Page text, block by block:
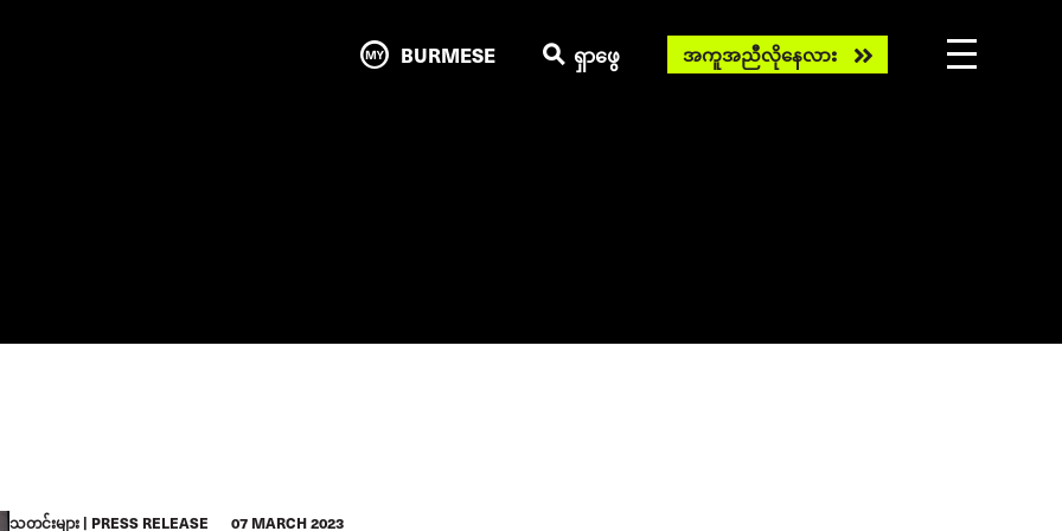
BURMESE ရှာဖွေ Need
help
အကူအညီလိုနေလား
သတင်းများ PRESS RELEASE 07 MARCH 2023